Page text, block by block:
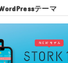
テーマ